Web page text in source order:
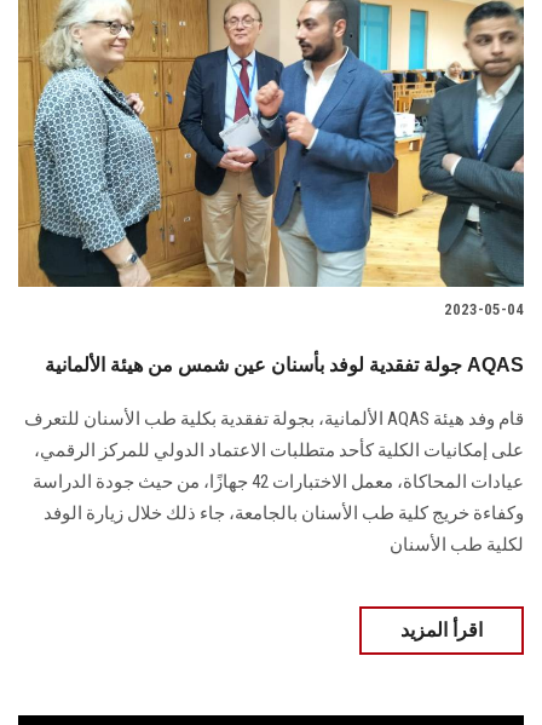
2023-05-04
جولة تفقدية لوفد بأسنان عين شمس من هيئة الألمانية AQAS
قام وفد هيئة AQAS الألمانية، بجولة تفقدية بكلية طب الأسنان للتعرف
على إمكانيات الكلية كأحد متطلبات الاعتماد الدولي للمركز الرقمي،
عيادات المحاكاة، معمل الاختبارات 42 جهازًا، من حيث جودة الدراسة
وكفاءة خریج كلية طب الأسنان بالجامعة، جاء ذلك خلال زيارة الوفد
لكلية طب الأسنان
اقرأ المزيد